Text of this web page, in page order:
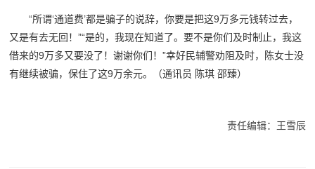
“所谓‘通道费’都是骗子的说辞，你要是把这9万多元钱转过去，
又是有去无回！”“是的，我现在知道了。要不是你们及时制止，我这
借来的9万多又要没了！谢谢你们！”幸好民辅警劝阻及时，陈女士没
有继续被骗，保住了这9万余元。（通讯员 陈琪 邵臻）
责任编辑：王雪辰